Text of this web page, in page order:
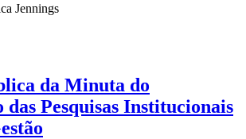
Jennings
da Minuta do
das Pesquisas Institucionais